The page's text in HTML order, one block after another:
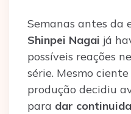
Semanas antes da
Shinpei Nagai já
possíveis reações
série. Mesmo
produção decidiu
para dar